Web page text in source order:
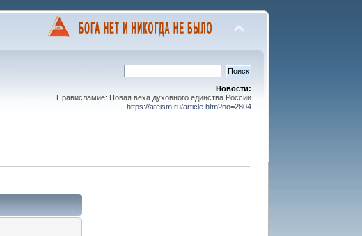
Новости:
Прависламие: Новая веха духовного единства России
https://ateism.ru/article.htm?no=2804